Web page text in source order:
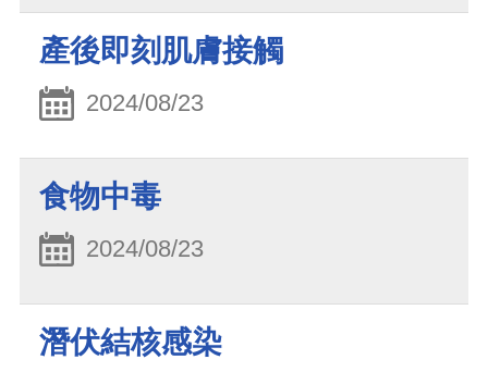
產後即刻肌膚接觸
2024/08/23
食物中毒
2024/08/23
潛伏結核感染